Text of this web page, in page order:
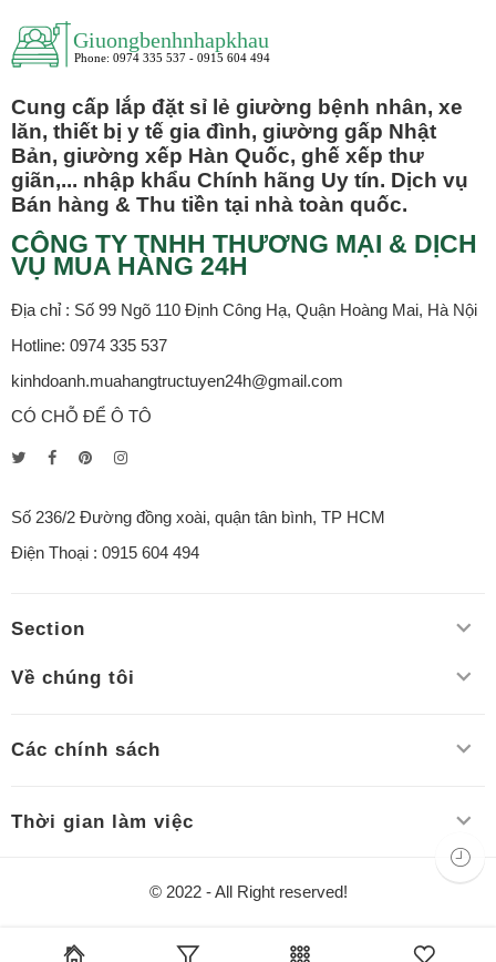
Cung cấp lắp đặt sỉ lẻ giường bệnh nhân, xe
lăn, thiết bị y tế gia đình, giường gấp Nhật
Bản, giường xếp Hàn Quốc, ghế xếp thư
giãn,... nhập khẩu Chính hãng Uy tín. Dịch vụ
Bán hàng & Thu tiền tại nhà toàn quốc.
CÔNG TY TNHH THƯƠNG MẠI & DỊCH
VỤ MUA HÀNG 24H
Địa chỉ : Số 99 Ngõ 110 Định Công Hạ, Quận Hoàng Mai, Hà Nội
Hotline: 0974 335 537
kinhdoanh.muahangtructuyen24h@gmail.com
CÓ CHỖ ĐỂ Ô TÔ
Số 236/2 Đường đồng xoài, quận tân bình, TP HCM
Điện Thoại : 0915 604 494
Section
Về chúng tôi
Các chính sách
Thời gian làm việc
© 2022 - All Right reserved!